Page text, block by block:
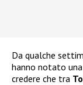
Da qualche
hanno notato una
credere che tra